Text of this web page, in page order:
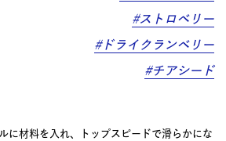
#ストロベリー
#ドライクランベリー
#チアシード
に材料を入れ、トップスピードで滑らかにな